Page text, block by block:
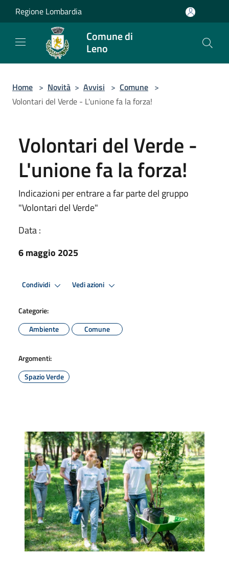
Salta al contenuto principale
Regione Lombardia
Comune di
Leno
Home > Novità > Avvisi > Comune >
Volontari del Verde - L'unione fa la forza!
Volontari del Verde -
L'unione fa la forza!
Indicazioni per entrare a far parte del gruppo
"Volontari del Verde"
Data :
6 maggio 2025
Condividi Vedi azioni
Categorie:
Ambiente
Comune
Argomenti:
Spazio Verde